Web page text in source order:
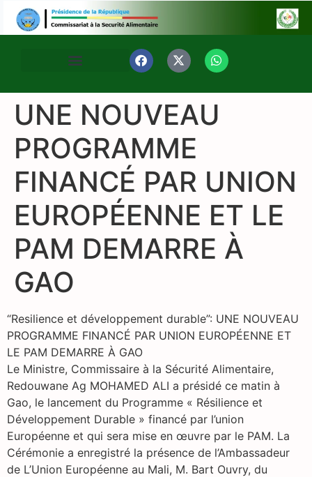
UNE NOUVEAU
PROGRAMME
FINANCÉ PAR UNION
EUROPÉENNE ET LE
PAM DEMARRE À
GAO
“Resilience et développement durable”: UNE NOUVEAU
PROGRAMME FINANCÉ PAR UNION EUROPÉENNE ET
LE PAM DEMARRE À GAO
Le Ministre, Commissaire à la Sécurité Alimentaire,
Redouwane Ag MOHAMED ALI a présidé ce matin à
Gao, le lancement du Programme « Résilience et
Développement Durable » financé par l’union
Européenne et qui sera mise en œuvre par le PAM. La
Cérémonie a enregistré la présence de l’Ambassadeur
de L’Union Européenne au Mali, M. Bart Ouvry, du